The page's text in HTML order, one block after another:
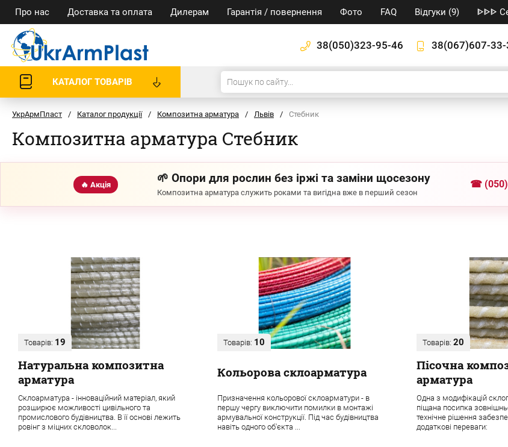
Про нас Доставка та оплата Дилерам Гарантія / повернення Фото FAQ Відгуки (9) ᐈᐈᐈ
38(050)323-95-46 38(067)607-33-
КАТАЛОГ ТОВАРІВ
УкрАрмПласт / Каталог продукції / Композитна арматура / Львів / Стебник
Композитна арматура Стебник
🔥 Акція 🌱 Опори для рослин без іржі та заміни щосезону
Композитна арматура служить роками та вигідна вже в перший сезон
☎
Товарів: 19
Натуральна композитна
арматура
Склоарматура - інноваційний матеріал, який
розширює можливості цивільного та
промислового будівництва. В її основі лежить
ровінг з міцних скловолок...
Товарів: 10
Кольорова склоарматура
Призначення кольорової склоарматури - в
першу чергу виключити помилки в монтажі
армувальної конструкції. Під час будівництва
навіть одного об'єкта ...
Товарів: 20
Пісочна
арматура
Одна з модифікацій
піщана посипка
технічне рішення
додаткові переваги: